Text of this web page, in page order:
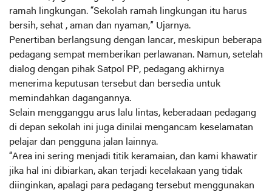
ramah lingkungan. “Sekolah ramah lingkungan itu harus
bersih, sehat , aman dan nyaman,” Ujarnya.
Penertiban berlangsung dengan lancar, meskipun beberapa
pedagang sempat memberikan perlawanan. Namun, setelah
dialog dengan pihak Satpol PP, pedagang akhirnya
menerima keputusan tersebut dan bersedia untuk
memindahkan dagangannya.
Selain mengganggu arus lalu lintas, keberadaan pedagang
di depan sekolah ini juga dinilai mengancam keselamatan
pelajar dan pengguna jalan lainnya.
“Area ini sering menjadi titik keramaian, dan kami khawatir
jika hal ini dibiarkan, akan terjadi kecelakaan yang tidak
diinginkan, apalagi para pedagang tersebut menggunakan